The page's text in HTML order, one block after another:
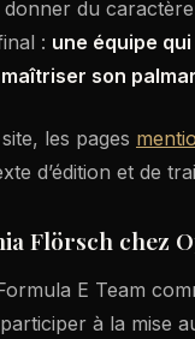
du caractère
: une équipe
son
les pages
d’édition et de
Flörsch chez
E Team
à la mise